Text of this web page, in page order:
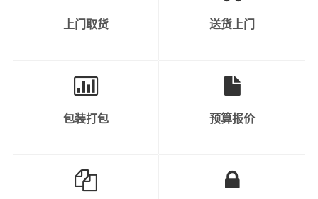
1、纸质类包装：纸袋、纸箱、报纸、货运
上门取货 送货上门
包装打包 预算报价